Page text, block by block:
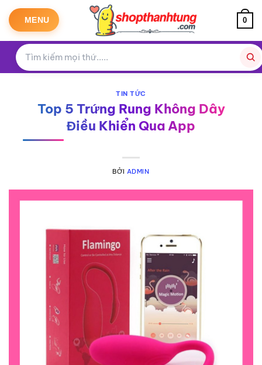
qua
dung
MENU 0
TIN TỨC
Top 5 Trứng Rung Không Dây
Điều Khiển Qua App
BỞI ADMIN